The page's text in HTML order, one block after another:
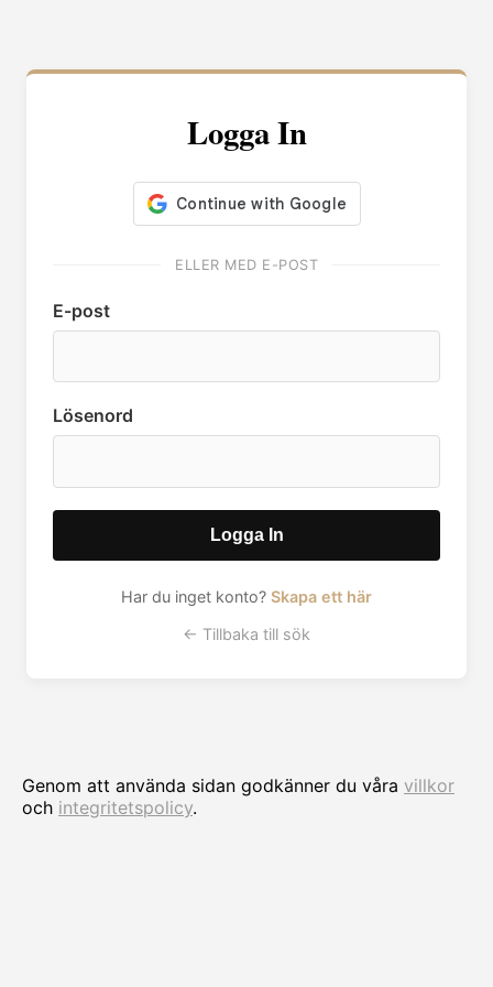
Logga In
ELLER MED E-POST
E-post
Lösenord
Logga In
Har du inget konto? Skapa ett här
← Tillbaka till sök
Genom att använda sidan godkänner du våra villkor
och integritetspolicy.